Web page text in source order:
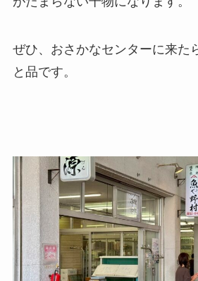
ぜひ、おさかなセンターに来た
と品です。